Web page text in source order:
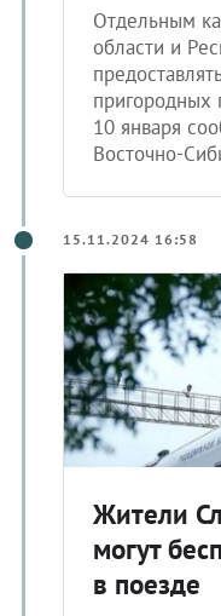
Отдельным
области и
пригородных
10 января
Восточно-
15.11.2024 16:58
Жители
могут
в поезде